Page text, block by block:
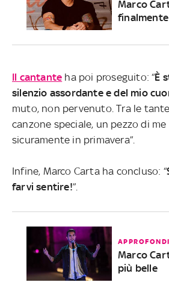
Marco
Il cantante ha poi proseguito: “È
silenzio assordante e del mio
muto, non pervenuto. Tra le tante
canzone speciale, un pezzo di
sicuramente in primavera”.
Infine, Marco Carta ha concluso: “
farvi sentire!”.
Marco
più belle